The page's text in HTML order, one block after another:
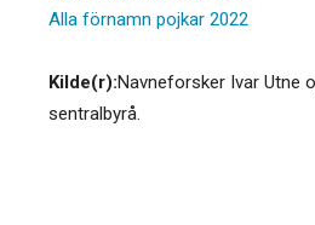
Alla förnamn pojkar 2022
Kilde(r):Navneforsker Ivar Utne
sentralbyrå.